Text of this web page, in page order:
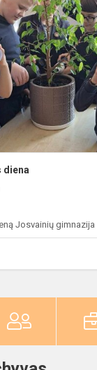
diena
Josvainių